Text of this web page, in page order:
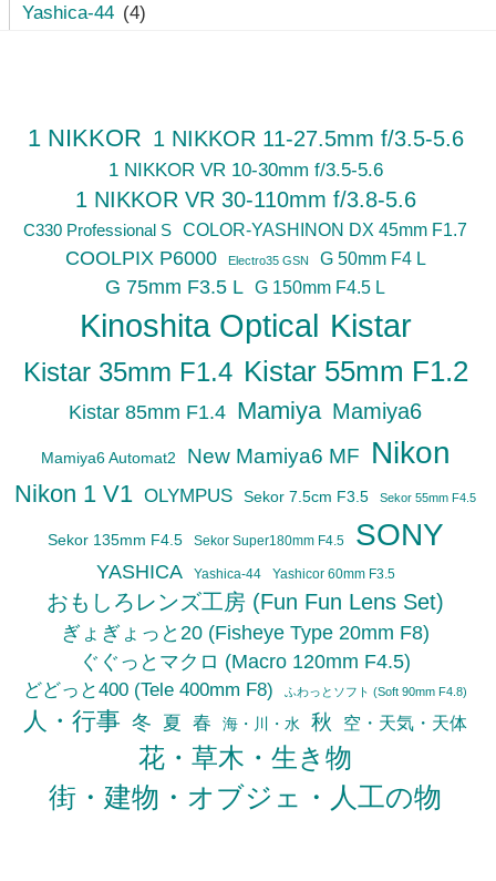
Yashica-44 (4)
1 NIKKOR 1 NIKKOR 11-27.5mm f/3.5-5.6
1 NIKKOR VR 10-30mm f/3.5-5.6
1 NIKKOR VR 30-110mm f/3.8-5.6
C330 Professional S COLOR-YASHINON DX 45mm F1.7
COOLPIX P6000 Electro35 GSN G 50mm F4 L
G 75mm F3.5 L G 150mm F4.5 L
Kinoshita Optical Kistar
Kistar 35mm F1.4 Kistar 55mm F1.2
Kistar 85mm F1.4 Mamiya Mamiya6
Mamiya6 Automat2 New Mamiya6 MF Nikon
Nikon 1 V1 OLYMPUS Sekor 7.5cm F3.5 Sekor 55mm F4.5
Sekor 135mm F4.5 Sekor Super180mm F4.5 SONY
YASHICA Yashica-44 Yashicor 60mm F3.5
おもしろレンズ工房 (Fun Fun Lens Set)
ぎょぎょっと20 (Fisheye Type 20mm F8)
ぐぐっとマクロ (Macro 120mm F4.5)
どどっと400 (Tele 400mm F8) ふわっとソフト (Soft 90mm F4.8)
人・行事 冬 夏 春 海・川・水 秋 空・天気・天体
花・草木・生き物
街・建物・オブジェ・人工の物